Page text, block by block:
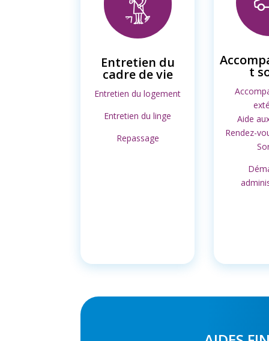
Entretien du
cadre de vie
Entretien du logement
Entretien du linge
Repassage
t
Aide
Rendez-